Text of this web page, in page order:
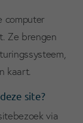
computer
Ze brengen
kaart.
site?
via